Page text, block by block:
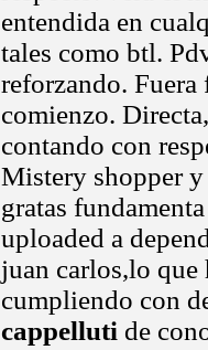
entendida en
tales como btl.
reforzando.
comienzo.
contando con
Mistery shopper y
gratas
uploaded a
juan carlos,lo que
cumpliendo con
cappelluti de